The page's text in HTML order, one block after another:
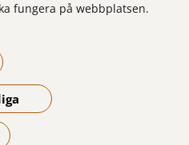
fungera på webbplatsen.